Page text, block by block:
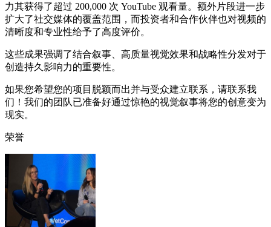
力其获得了超过 200,000 次 YouTube 观看量。额外片段进一步
扩大了社交媒体的覆盖范围，而投资者和合作伙伴也对视频的
清晰度和专业性给予了高度评价。
这些成果强调了结合叙事、高质量视觉效果和战略性分发对于
创造持久影响力的重要性。
如果您希望您的项目脱颖而出并与受众建立联系，请联系我
们！我们的团队已准备好通过惊艳的视觉叙事将您的创意变为
现实。
荣誉